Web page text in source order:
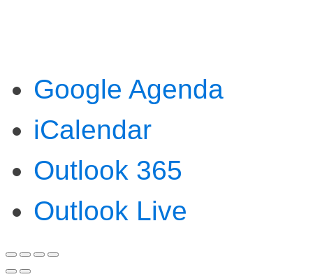
Google Agenda
iCalendar
Outlook 365
Outlook Live